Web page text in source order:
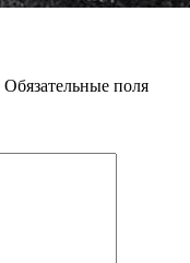
Обязательные поля